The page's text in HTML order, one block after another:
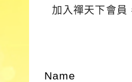
加入禪天下會員
Name